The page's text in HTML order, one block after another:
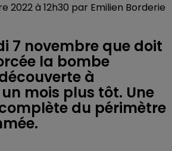
2022 à 12h30 par Emilien Borderie
7 novembre que doit
la bombe
à
mois plus tôt. Une
du périmètre